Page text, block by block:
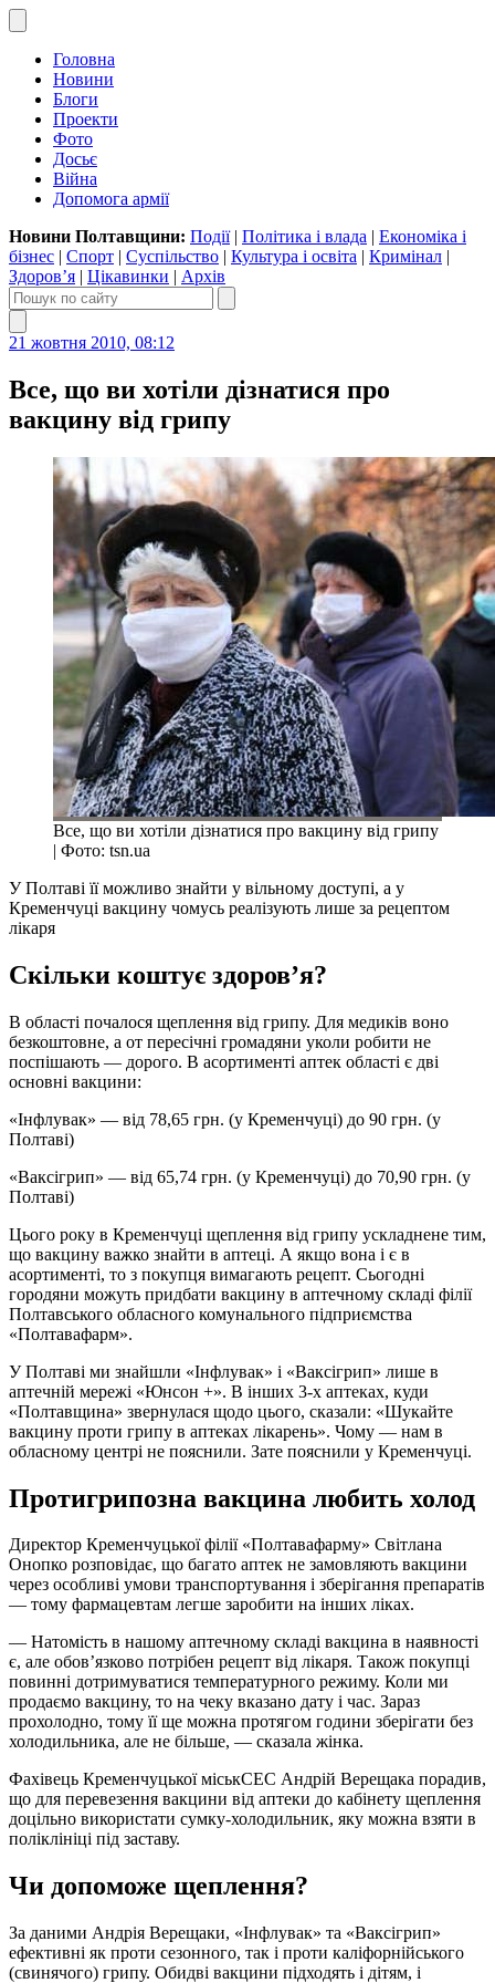
Головна
Новини
Блоги
Проекти
Фото
Досьє
Війна
Допомога армії
Новини Полтавщини: Події| Політика і влада | Економіка і
бізнес | Спорт | Суспільство | Культура і освіта | Кримінал |
Здоров’я | Цікавинки | Архів
21 жовтня 2010, 08:12
Все, що ви хотіли дізнатися про
вакцину від грипу
Все, що ви хотіли дізнатися про вакцину від грипу
| Фото: tsn.ua
У Полтаві її можливо знайти у вільному доступі, а у
Кременчуці вакцину чомусь реалізують лише за рецептом
лікаря
Скільки коштує здоров’я?
В області почалося щеплення від грипу. Для медиків воно
безкоштовне, а от пересічні громадяни уколи робити не
поспішають — дорого. В асортименті аптек області є дві
основні вакцини:
«Інфлувак» — від 78,65 грн. (у Кременчуці) до 90 грн. (у
Полтаві)
«Ваксігрип» — від 65,74 грн. (у Кременчуці) до 70,90 грн. (у
Полтаві)
Цього року в Кременчуці щеплення від грипу ускладнене тим,
що вакцину важко знайти в аптеці. А якщо вона і є в
асортименті, то з покупця вимагають рецепт. Сьогодні
городяни можуть придбати вакцину в аптечному складі філії
Полтавського обласного комунального підприємства
«Полтавафарм».
У Полтаві ми знайшли «Інфлувак» і «Ваксігрип» лише в
аптечній мережі «Юнсон +». В інших 3-х аптеках, куди
«Полтавщина» звернулася щодо цього, сказали: «Шукайте
вакцину проти грипу в аптеках лікарень». Чому — нам в
обласному центрі не пояснили. Зате пояснили у Кременчуці.
Протигрипозна вакцина любить холод
Директор Кременчуцької філії «Полтавафарму» Світлана
Онопко розповідає, що багато аптек не замовляють вакцини
через особливі умови транспортування і зберігання препаратів
— тому фармацевтам легше заробити на інших ліках.
— Натомість в нашому аптечному складі вакцина в наявності
є, але обов’язково потрібен рецепт від лікаря. Також покупці
повинні дотримуватися температурного режиму. Коли ми
продаємо вакцину, то на чеку вказано дату і час. Зараз
прохолодно, тому її ще можна протягом години зберігати без
холодильника, але не більше, — сказала жінка.
Фахівець Кременчуцької міськСЕС Андрій Верещака порадив,
що для перевезення вакцини від аптеки до кабінету щеплення
доцільно використати сумку-холодильник, яку можна взяти в
поліклініці під заставу.
Чи допоможе щеплення?
За даними Андрія Верещаки, «Інфлувак» та «Ваксігрип»
ефективні як проти сезонного, так і проти каліфорнійського
(свинячого) грипу. Обидві вакцини підходять і дітям, і